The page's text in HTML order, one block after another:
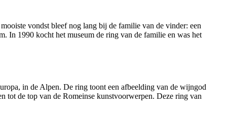
vondst bleef nog lang bij de familie van de vinder: een
In 1990 kocht het museum de ring van de familie en was het
in de Alpen. De ring toont een afbeelding van de wijngod
tot de top van de Romeinse kunstvoorwerpen. Deze ring van